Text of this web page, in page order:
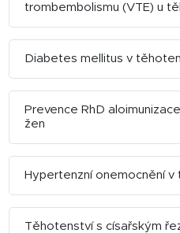
trombembolismu (VTE) u
Diabetes mellitus v
Prevence RhD
žen
Hypertenzní onemocnění
Těhotenství s císařským